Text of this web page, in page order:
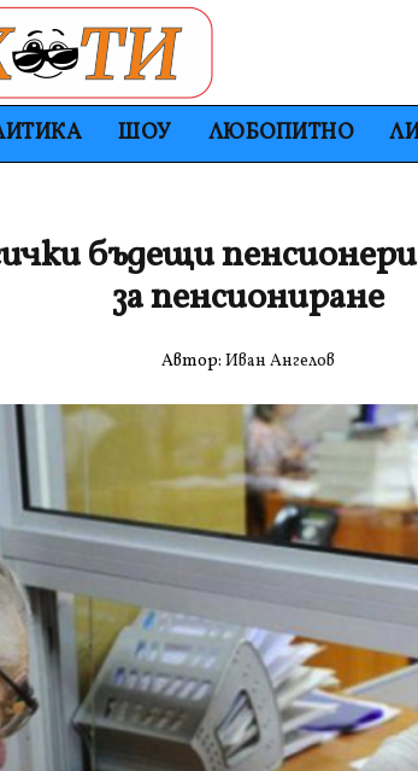
ШОУ ЛЮБОПИТНО
бъдещи
за пенсиониране
Автор: Иван Ангелов